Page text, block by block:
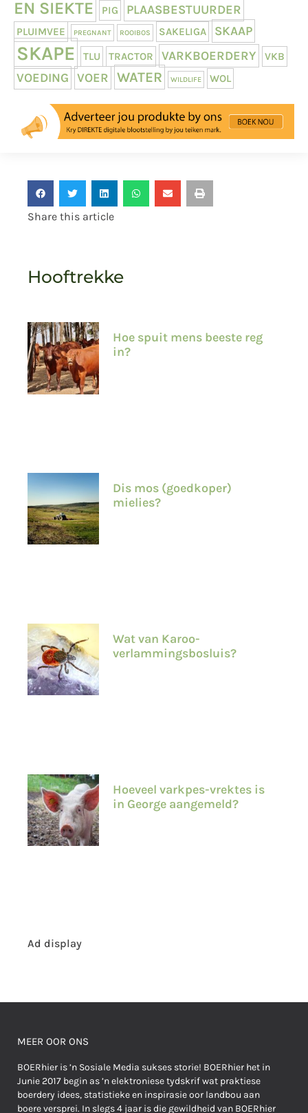
EN SIEKTE PIG PLAASBESTUURDER
PLUIMVEE PREGNANT ROOIBOS SAKELIGA SKAAP
SKAPE TLU TRACTOR VARKBOERDERY VKB
VOEDING VOER WATER WILDLIFE WOL
Share this article
Hooftrekke
Hoe spuit mens beeste reg
in?
Dis mos (goedkoper)
mielies?
Wat van Karoo-
verlammingsbosluis?
Hoeveel varkpes-vrektes is
in George aangemeld?
Ad display
MEER OOR ONS
BOERhier is ’n Sosiale Media sukses storie! BOERhier het in
Junie 2017 begin as ’n elektroniese tydskrif wat praktiese
boerdery idees, statistieke en inspirasie oor landbou aan
boere versprei. In slegs 4 jaar is die gewildheid van BOERhier